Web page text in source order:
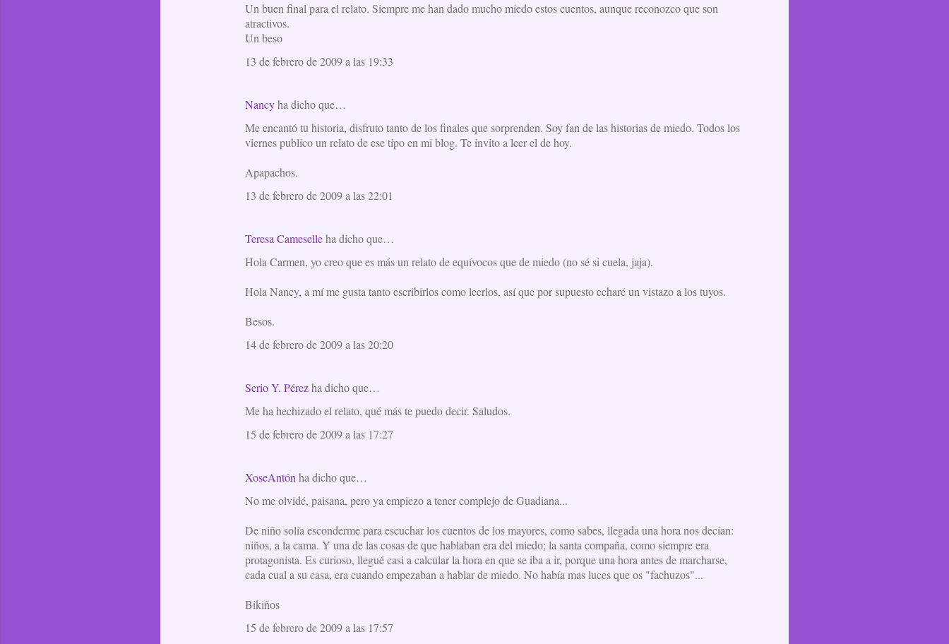
Un buen final para el relato. Siempre me han dado mucho miedo estos cuentos, aunque reconozco que son
atractivos.
Un beso
13 de febrero de 2009 a las 19:33
Nancyha dicho que…
Me encantó tu historia, disfruto tanto de los finales que sorprenden. Soy fan de las historias de miedo. Todos los
viernes publico un relato de ese tipo en mi blog. Te invito a leer el de hoy.
Apapachos.
13 de febrero de 2009 a las 22:01
Teresa Cameselleha dicho que…
Hola Carmen, yo creo que es más un relato de equívocos que de miedo (no sé si cuela, jaja).
Hola Nancy, a mí me gusta tanto escribirlos como leerlos, así que por supuesto echaré un vistazo a los tuyos.
Besos.
14 de febrero de 2009 a las 20:20
Serio Y. Pérezha dicho que…
Me ha hechizado el relato, qué más te puedo decir. Saludos.
15 de febrero de 2009 a las 17:27
XoseAntón ha dicho que…
No me olvidé, paisana, pero ya empiezo a tener complejo de Guadiana...
De niño solía esconderme para escuchar los cuentos de los mayores, como sabes, llegada una hora nos decían:
niños, a la cama. Y una de las cosas de que hablaban era del miedo; la santa compaña, como siempre era
protagonista. Es curioso, llegué casi a calcular la hora en que se iba a ir, porque una hora antes de marcharse,
cada cual a su casa, era cuando empezaban a hablar de miedo. No había mas luces que os "fachuzos"...
Bikiños
15 de febrero de 2009 a las 17:57